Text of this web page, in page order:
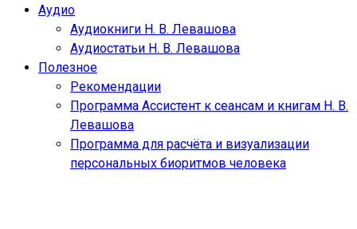
Аудио
Аудиокниги Н. В. Левашова
Аудиостатьи Н. В. Левашова
Полезное
Рекомендации
Программа Ассистент к сеансам и книгам Н. В.
Левашова
Программа для расчёта и визуализации
персональных биоритмов человека